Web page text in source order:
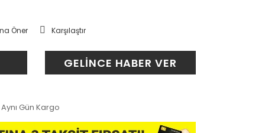
Öner Karşılaştır
GELİNCE HABER VER
Aynı Gün Kargo